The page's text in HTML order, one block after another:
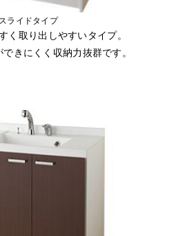
スライドタイプ
く取り出しやすいタイプ。
きにくく収納力抜群です。